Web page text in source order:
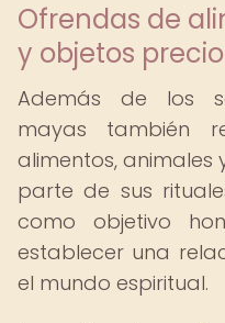
Ofrendas de
y objetos
Además de los
mayas también
alimentos, animales
parte de sus
como objetivo
establecer una
el mundo espiritual.